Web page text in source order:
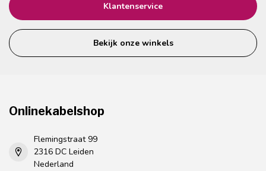
Klantenservice
Bekijk onze winkels
Onlinekabelshop
Flemingstraat 99
2316 DC Leiden
Nederland